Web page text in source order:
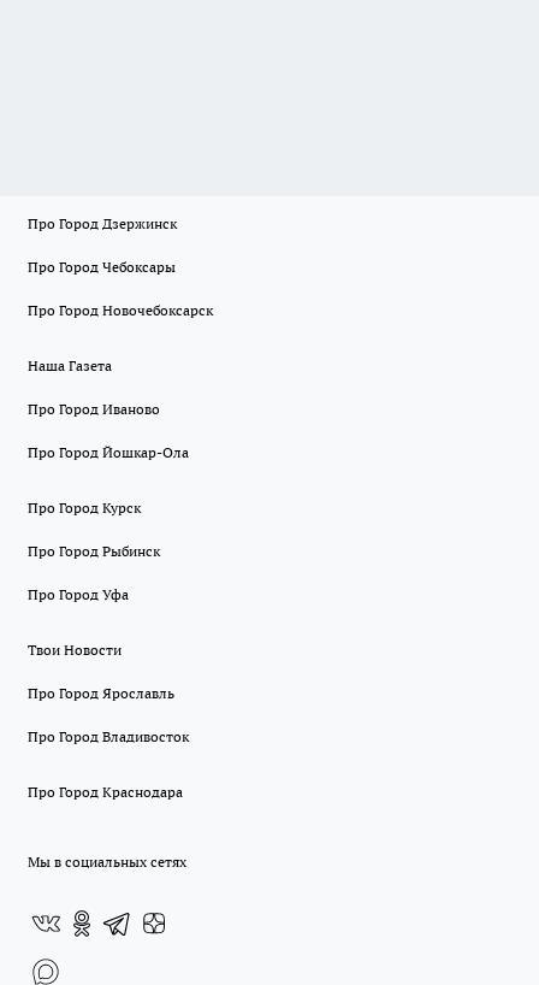
Про Город Дзержинск
Про Город Чебоксары
Про Город Новочебоксарск
Наша Газета
Про Город Иваново
Про Город Йошкар-Ола
Про Город Курск
Про Город Рыбинск
Про Город Уфа
Твои Новости
Про Город Ярославль
Про Город Владивосток
Про Город Краснодара
Мы в социальных сетях